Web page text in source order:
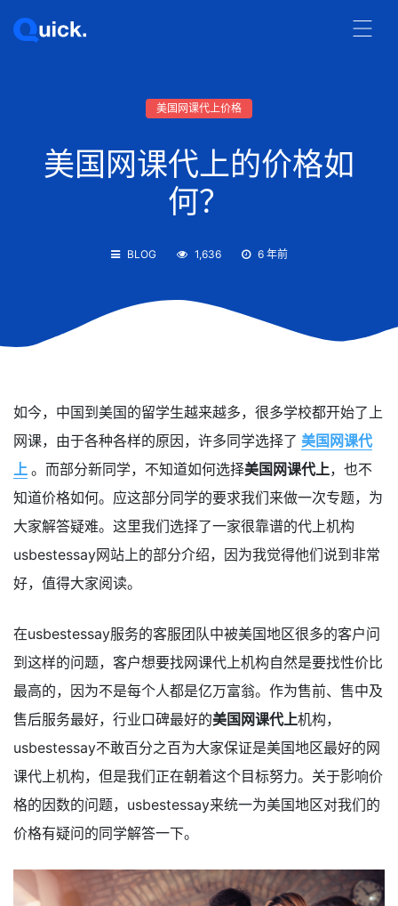
美国网课代上价格
美国网课代上的价格如
何？
BLOG 1,636 6 年前
如今，中国到美国的留学生越来越多，很多学校都开始了上
网课，由于各种各样的原因，许多同学选择了 美国网课代
上 。而部分新同学，不知道如何选择美国网课代上，也不
知道价格如何。应这部分同学的要求我们来做一次专题，为
大家解答疑难。这里我们选择了一家很靠谱的代上机构
usbestessay网站上的部分介绍，因为我觉得他们说到非常
好，值得大家阅读。
在usbestessay服务的客服团队中被美国地区很多的客户问
到这样的问题，客户想要找网课代上机构自然是要找性价比
最高的，因为不是每个人都是亿万富翁。作为售前、售中及
售后服务最好，行业口碑最好的美国网课代上机构，
usbestessay不敢百分之百为大家保证是美国地区最好的网
课代上机构，但是我们正在朝着这个目标努力。关于影响价
格的因数的问题，usbestessay来统一为美国地区对我们的
价格有疑问的同学解答一下。